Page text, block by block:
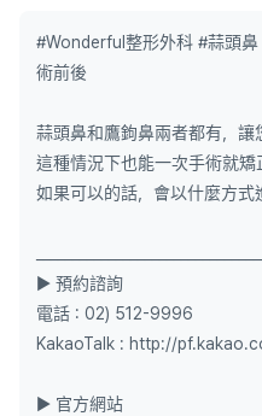
#Wonderful整形外科 #蒜頭
術前後
蒜頭鼻和鷹鉤鼻兩者都有，讓
這種情況下也能一次手術就矯
如果可以的話，會以什麼方式
▶ 預約諮詢
電話 : 02) 512-9996
KakaoTalk : http://
▶ 官方網站